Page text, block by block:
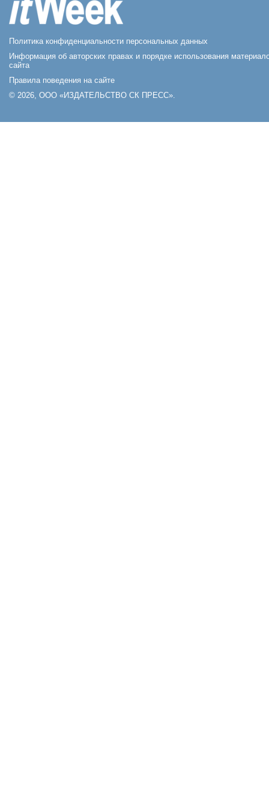
Политика конфиденциальности персональных данных
Информация об авторских правах и порядке использования
сайта
Правила поведения на сайте
© 2026, ООО «ИЗДАТЕЛЬСТВО СК ПРЕСС».